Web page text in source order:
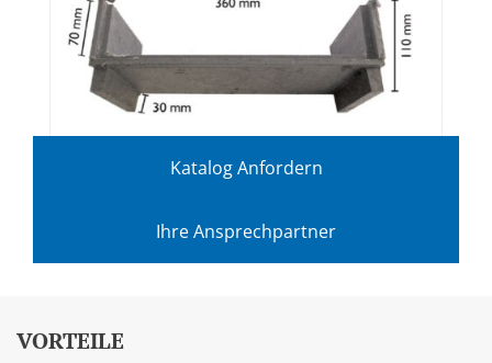
Katalog Anfordern
Ihre Ansprechpartner
VORTEILE